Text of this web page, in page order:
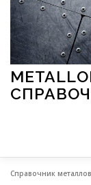
Перейти к
Справочник металлов